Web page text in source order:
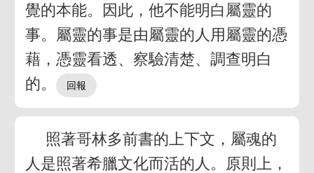
覺的本能。因此，他不能明白屬靈的
事。屬靈的事是由屬靈的人用屬靈的憑
藉，憑靈看透、察驗清楚、調查明白
的。
照著哥林多前書的上下文，屬魂的
人是照著希臘文化而活的人。原則上，